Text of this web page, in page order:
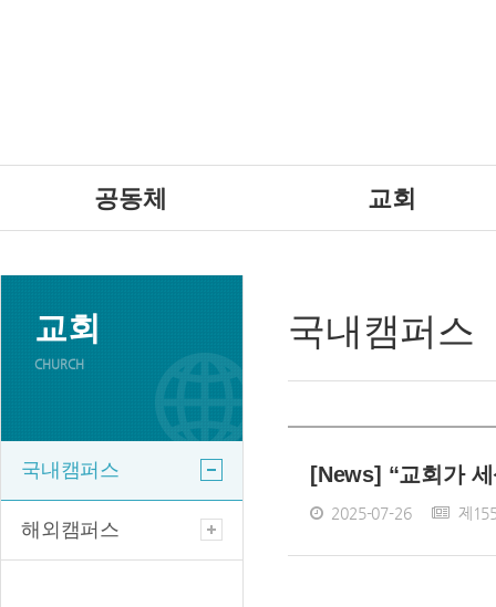
공동체 교회
교회
CHURCH
국내캠퍼스
해외캠퍼스
국내캠퍼스
[News] “교회가
2025-07-26 제